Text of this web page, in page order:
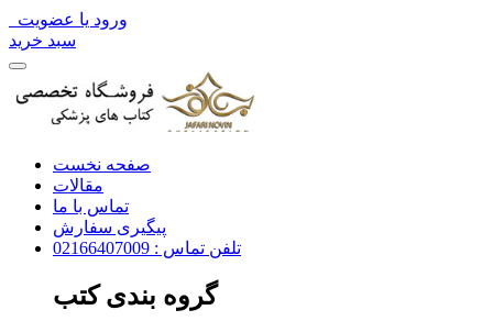
ورود یا عضویت
سبد خرید
صفحه نخست
مقالات
تماس با ما
پیگیری سفارش
تلفن تماس : 02166407009
گروه بندی کتب